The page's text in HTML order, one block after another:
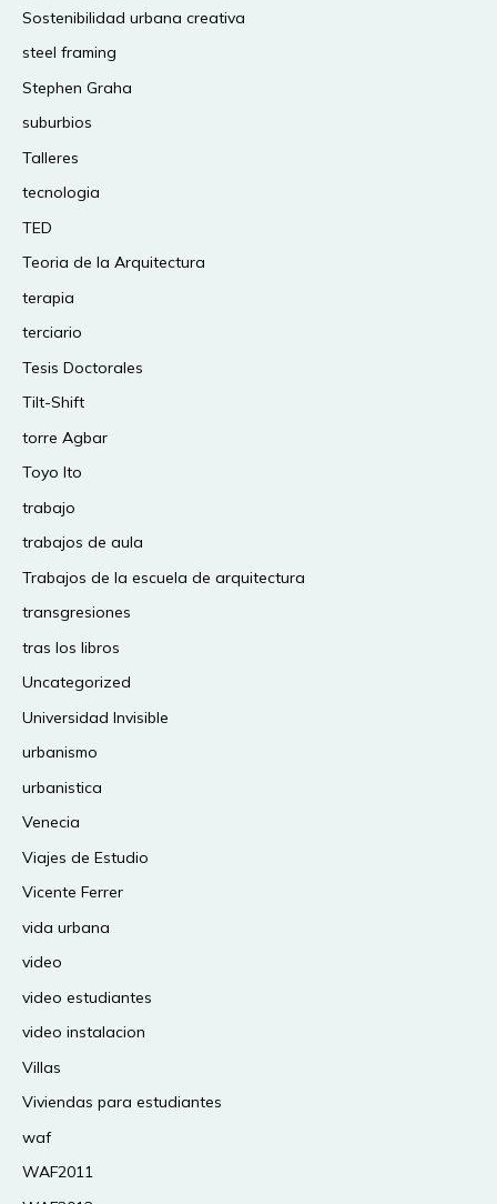
Sostenibilidad urbana creativa
steel framing
Stephen Graha
suburbios
Talleres
tecnologia
TED
Teoria de la Arquitectura
terapia
terciario
Tesis Doctorales
Tilt-Shift
torre Agbar
Toyo Ito
trabajo
trabajos de aula
Trabajos de la escuela de arquitectura
transgresiones
tras los libros
Uncategorized
Universidad Invisible
urbanismo
urbanistica
Venecia
Viajes de Estudio
Vicente Ferrer
vida urbana
video
video estudiantes
video instalacion
Villas
Viviendas para estudiantes
waf
WAF2011